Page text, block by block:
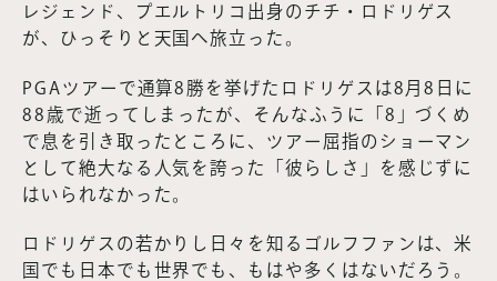
レジェンド、プエルトリコ出身のチチ・ロドリゲス
が、ひっそりと天国へ旅立った。
PGAツアーで通算8勝を挙げたロドリゲスは8月8日に
88歳で逝ってしまったが、そんなふうに「8」づくめ
で息を引き取ったところに、ツアー屈指のショーマン
として絶大なる人気を誇った「彼らしさ」を感じずに
はいられなかった。
ロドリゲスの若かりし日々を知るゴルフファンは、米
国でも日本でも世界でも、もはや多くはないだろう。